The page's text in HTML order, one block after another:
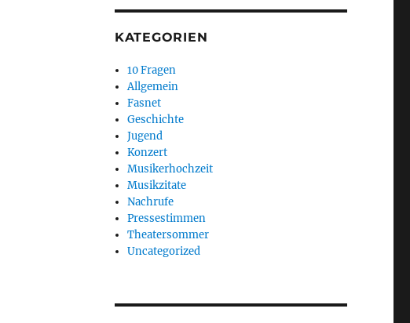
KATEGORIEN
10 Fragen
Allgemein
Fasnet
Geschichte
Jugend
Konzert
Musikerhochzeit
Musikzitate
Nachrufe
Pressestimmen
Theatersommer
Uncategorized